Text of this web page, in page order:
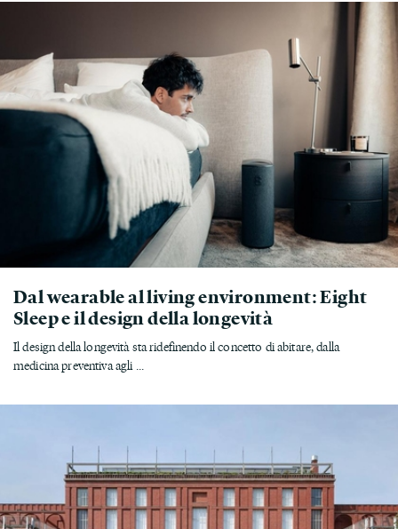
Dal wearable al living environment: Eight
Sleep e il design della longevità
Il design della longevità sta ridefinendo il concetto di abitare, dalla
medicina preventiva agli ...